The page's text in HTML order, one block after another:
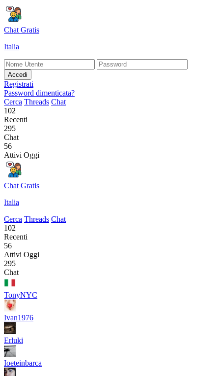
Chat Gratis
Italia
Accedi
Registrati
Password dimenticata?
Cerca Threads Chat
102
Recenti
295
Chat
56
Attivi Oggi
Chat Gratis
Italia
Cerca Threads Chat
102
Recenti
56
Attivi Oggi
295
Chat
TonyNYC
Ivan1976
Erluki
Ioeteinbarca